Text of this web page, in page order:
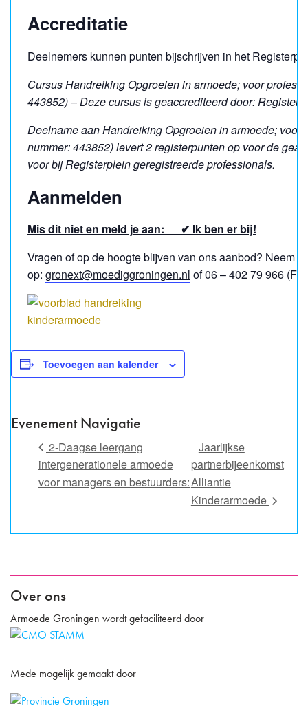
Accreditatie
Deelnemers kunnen punten bijschrijven in het
Cursus Handreiking Opgroeien in armoede; voor
443852) – Deze cursus is geaccrediteerd door:
Deelname aan Handreiking Opgroeien in armoede;
nummer: 443852) levert 2 registerpunten op voor de
voor bij Registerplein geregistreerde professionals.
Aanmelden
Mis dit niet en meld je aan: ✔ Ik ben er bij!
Vragen of op de hoogte blijven van ons aanbod? Neem
op: gronext@moediggroningen.nl of 06 – 402 79 966
Toevoegen aan kalender
Evenement Navigatie
2-Daagse leergang
intergenerationele armoede
voor managers en bestuurders:
Jaarlijkse
partnerbijeenkomst
Alliantie
Kinderarmoede
Over ons
Armoede Groningen wordt gefaciliteerd door
Mede mogelijk gemaakt door